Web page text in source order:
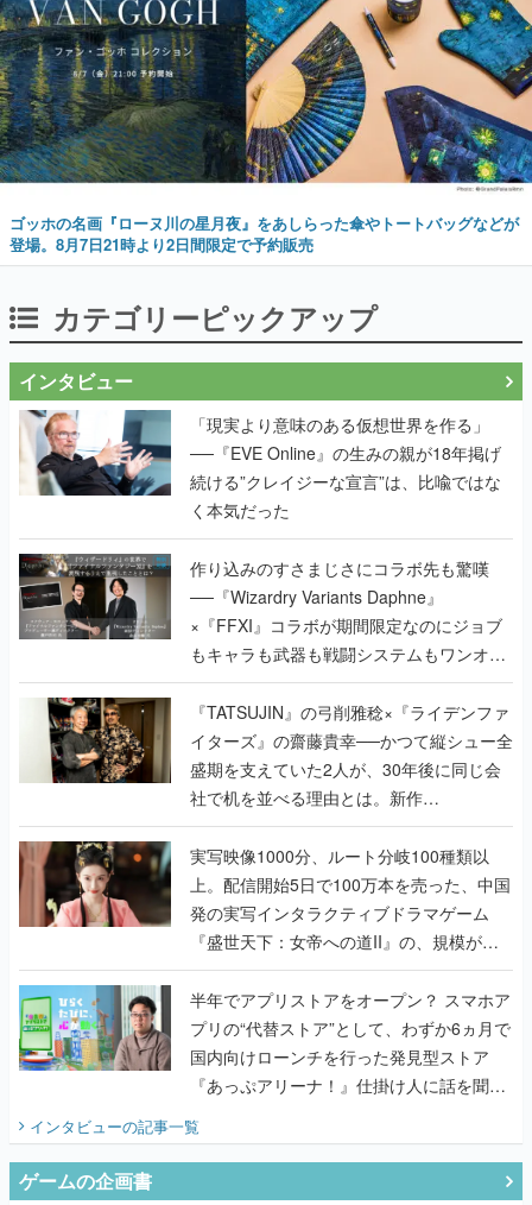
ゴッホの名画『ローヌ川の星月夜』をあしらった傘やトートバッグなどが
登場。8月7日21時より2日間限定で予約販売
カテゴリーピックアップ
インタビュー
「現実より意味のある仮想世界を作る」
──『EVE Online』の生みの親が18年掲げ
続ける”クレイジーな宣言”は、比喩ではな
く本気だった
作り込みのすさまじさにコラボ先も驚嘆
──『Wizardry Variants Daphne』
×『FFXI』コラボが期間限定なのにジョブ
もキャラも武器も戦闘システムもワンオフ
で作り込まれた理由を両ディレクターに聞
く
『TATSUJIN』の弓削雅稔×『ライデンファ
イターズ』の齋藤貴幸──かつて縦シュー全
盛期を支えていた2人が、30年後に同じ会
社で机を並べる理由とは。新作
『TATSUJIN EXTREME』で初タッグを組
んだレジェンド2人に訊く開発秘話
実写映像1000分、ルート分岐100種類以
上。配信開始5日で100万本を売った、中国
発の実写インタラクティブドラマゲーム
『盛世天下：女帝への道II』の、規模が違
うこだわりをプロデューサーに聞いた
半年でアプリストアをオープン？ スマホア
プリの“代替ストア”として、わずか6ヵ月で
国内向けローンチを行った発見型ストア
『あっぷアリーナ！』仕掛け人に話を聞い
てみた
インタビューの記事一覧
ゲームの企画書